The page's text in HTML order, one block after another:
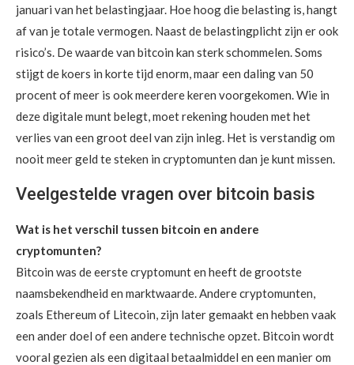
januari van het belastingjaar. Hoe hoog die belasting is, hangt
af van je totale vermogen. Naast de belastingplicht zijn er ook
risico’s. De waarde van bitcoin kan sterk schommelen. Soms
stijgt de koers in korte tijd enorm, maar een daling van 50
procent of meer is ook meerdere keren voorgekomen. Wie in
deze digitale munt belegt, moet rekening houden met het
verlies van een groot deel van zijn inleg. Het is verstandig om
nooit meer geld te steken in cryptomunten dan je kunt missen.
Veelgestelde vragen over bitcoin basis
Wat is het verschil tussen bitcoin en andere
cryptomunten?
Bitcoin was de eerste cryptomunt en heeft de grootste
naamsbekendheid en marktwaarde. Andere cryptomunten,
zoals Ethereum of Litecoin, zijn later gemaakt en hebben vaak
een ander doel of een andere technische opzet. Bitcoin wordt
vooral gezien als een digitaal betaalmiddel en een manier om